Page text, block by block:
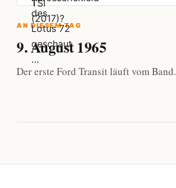
AN DIESEM TAG
9. August 1965
Der erste Ford Transit läuft vom Band.